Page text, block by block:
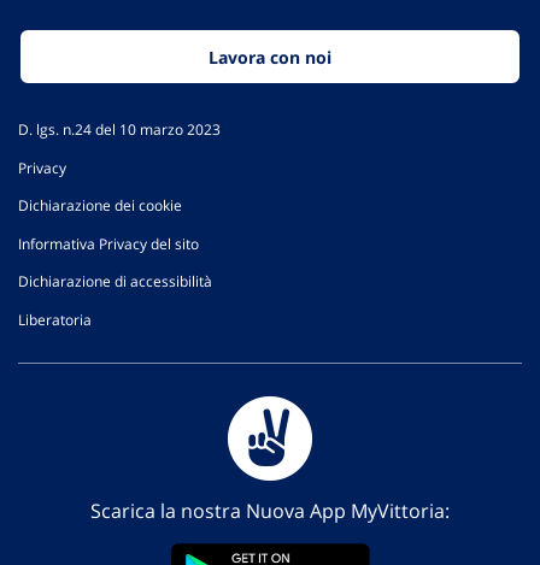
Lavora con noi
D. lgs. n.24 del 10 marzo 2023
Privacy
Dichiarazione dei cookie
Informativa Privacy del sito
Dichiarazione di accessibilità
Liberatoria
Scarica la nostra Nuova App MyVittoria: